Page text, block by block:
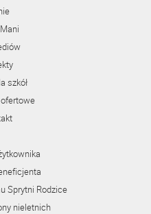
szkół
Sprytni Rodzice
nieletnich